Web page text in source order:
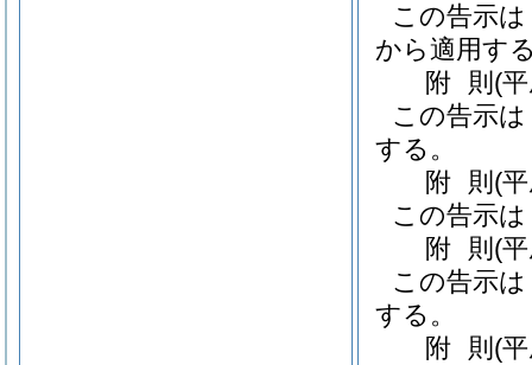
この告示
から適用す
附 則 (
この告示
する。
附 則 (
この告示
附 則 (
この告示
する。
附 則 (